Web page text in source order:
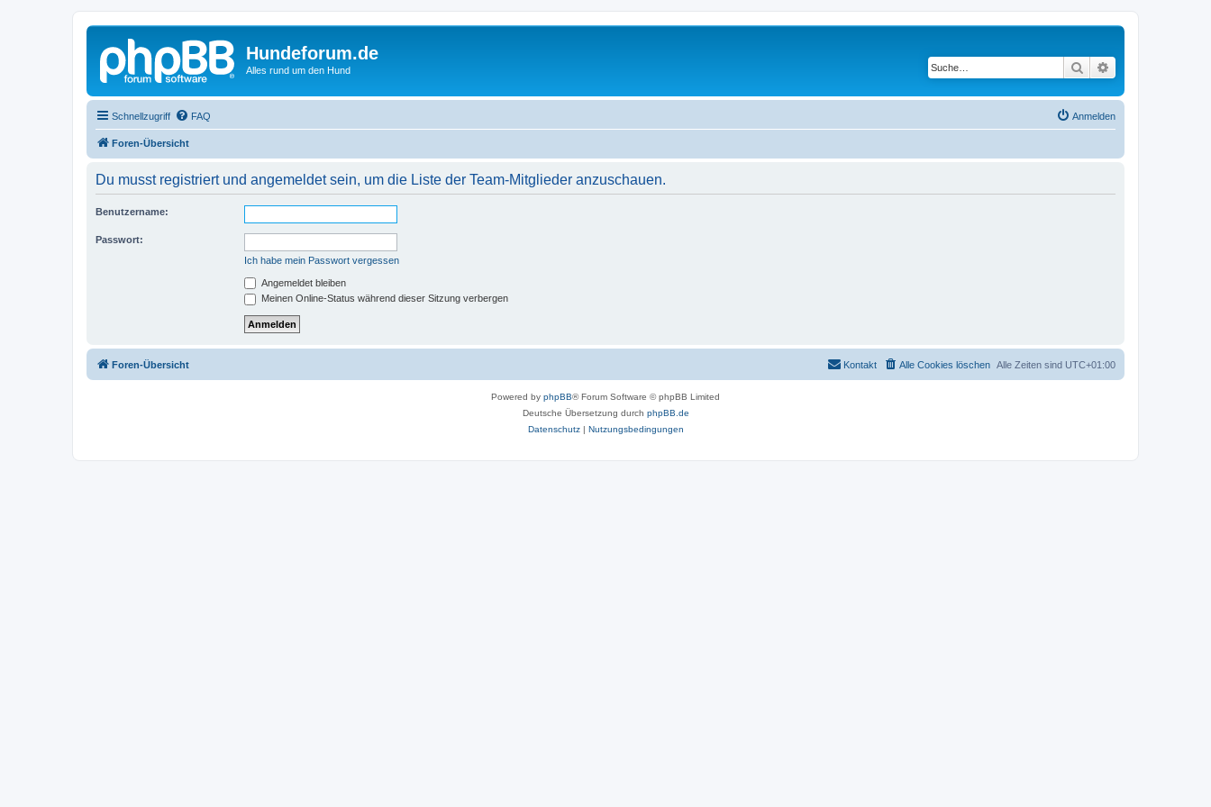
Hundeforum.de
Alles rund um den Hund Suche
Schnellzugriff FAQ Anmelden
Foren-Übersicht
Du musst registriert und angemeldet sein, um die Liste der Team-Mitglieder anzuschauen.
Benutzername:
Passwort:
Ich habe mein Passwort vergessen
Angemeldet bleiben
Meinen Online-Status während dieser Sitzung verbergen
Foren-Übersicht Alle Zeiten sind UTC+01:00
Alle Cookies löschen
Kontakt
Powered by phpBB® Forum Software © phpBB Limited
Deutsche Übersetzung durch phpBB.de
Datenschutz| Nutzungsbedingungen